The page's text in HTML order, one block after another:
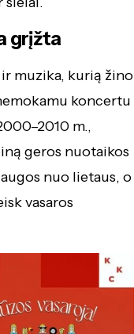
grįžta
muzika, kurią žino
koncertu
m.,
geros nuotaikos
nuo lietaus, o
vasaros